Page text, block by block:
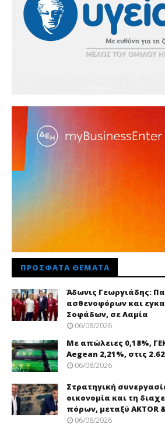
ΠΡΌΣΦΑΤΑ ΘΈΜΑΤΑ
Άδωνις Γεωργιάδης:
ασθενοφόρων και
Σοφάδων, σε Λαμία
06/08/2026
Με απώλειες 0,18%,
Aegean 2,21%, στις
06/08/2026
Στρατηγική
οικονομία και τη
πόρων, μεταξύ AKTOR
06/08/2026